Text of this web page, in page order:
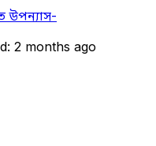
উপন্যাস-
2 months ago